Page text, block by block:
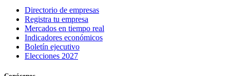
Directorio de empresas
Registra tu empresa
Mercados en tiempo real
Indicadores económicos
Boletín ejecutivo
Elecciones 2027